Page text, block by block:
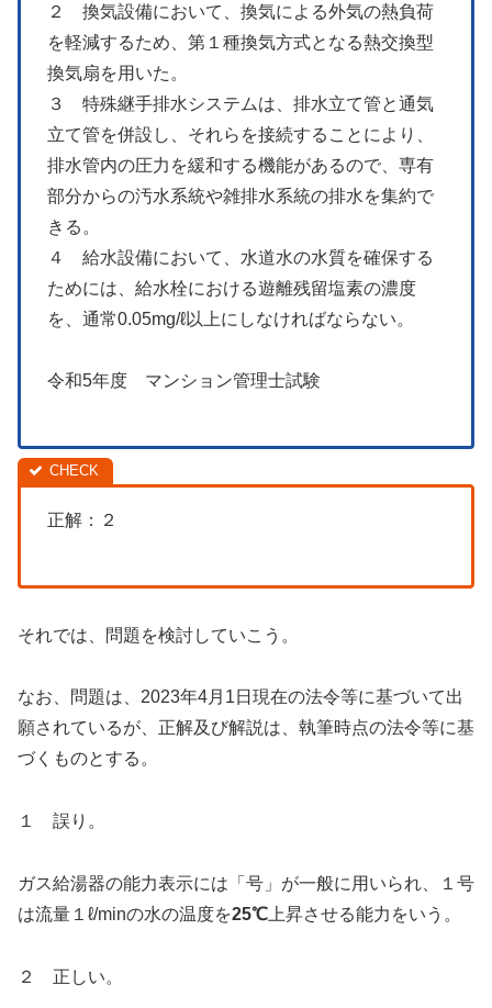
２ 換気設備において、換気による外気の熱負荷
を軽減するため、第１種換気方式となる熱交換型
換気扇を用いた。
３ 特殊継手排水システムは、排水立て管と通気
立て管を併設し、それらを接続することにより、
排水管内の圧力を緩和する機能があるので、専有
部分からの汚水系統や雑排水系統の排水を集約で
きる。
４ 給水設備において、水道水の水質を確保する
ためには、給水栓における遊離残留塩素の濃度
を、通常0.05mg/ℓ以上にしなければならない。
令和5年度 マンション管理士試験
正解：２
それでは、問題を検討していこう。
なお、問題は、2023年4月1日現在の法令等に基づいて出
願されているが、正解及び解説は、執筆時点の法令等に基
づくものとする。
１ 誤り。
ガス給湯器の能力表示には「号」が一般に用いられ、１号
は流量１ℓ/minの水の温度を25℃ 上昇させる能力をいう。
２ 正しい。